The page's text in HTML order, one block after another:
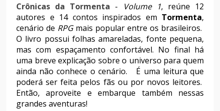
Crônicas da Tormenta - Volume 1, reúne 12
autores e 14 contos inspirados em Tormenta,
cenário de RPG mais popular entre os brasileiros.
O livro possui folhas amareladas, fonte pequena,
mas com espaçamento confortável. No final há
uma breve explicação sobre o universo para quem
ainda não conhece o cenário. É uma leitura que
poderá ser feita pelos fãs ou por novos leitores.
Então, aproveite e embarque também nessas
grandes aventuras!